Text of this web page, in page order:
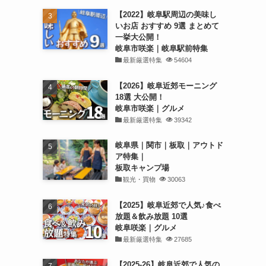
【2022】岐阜駅周辺の美味し
いお店 おすすめ 9選 まとめて
一挙大公開！
岐阜市咲楽｜岐阜駅前特集
最新厳選特集 54604
【2026】岐阜近郊モーニング
18選 大公開！
岐阜市咲楽｜グルメ
最新厳選特集 39342
岐阜県｜関市｜板取｜アウトド
ア特集｜
板取キャンプ場
観光・買物 30063
【2025】岐阜近郊で人気♪食べ
放題＆飲み放題 10選
岐阜咲楽｜グルメ
最新厳選特集 27685